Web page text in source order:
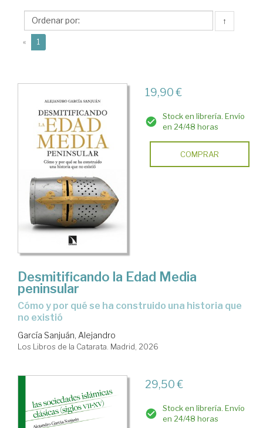
Alejandro
↑
« 1
19,90 €
Stock en librería. Envío
en 24/48 horas
COMPRAR
Desmitificando la Edad Media
peninsular
Cómo y por qué se ha construido una historia que
no existió
García Sanjuán, Alejandro
Los Libros de la Catarata. Madrid, 2026
29,50 €
Stock en librería. Envío
en 24/48 horas